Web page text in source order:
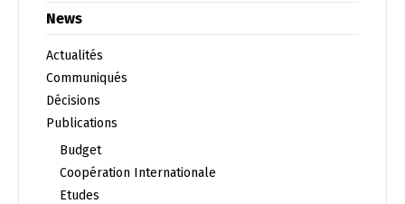
News
Actualités
Communiqués
Décisions
Publications
Budget
Coopération Internationale
Etudes